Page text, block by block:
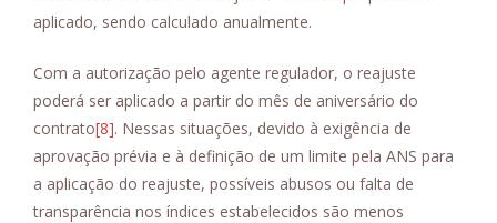
aplicado, sendo calculado anualmente.
Com a autorização pelo agente regulador, o reajuste
poderá ser aplicado a partir do mês de aniversário do
contrato[8]. Nessas situações, devido à exigência de
aprovação prévia e à definição de um limite pela ANS para
a aplicação do reajuste, possíveis abusos ou falta de
transparência nos índices estabelecidos são menos